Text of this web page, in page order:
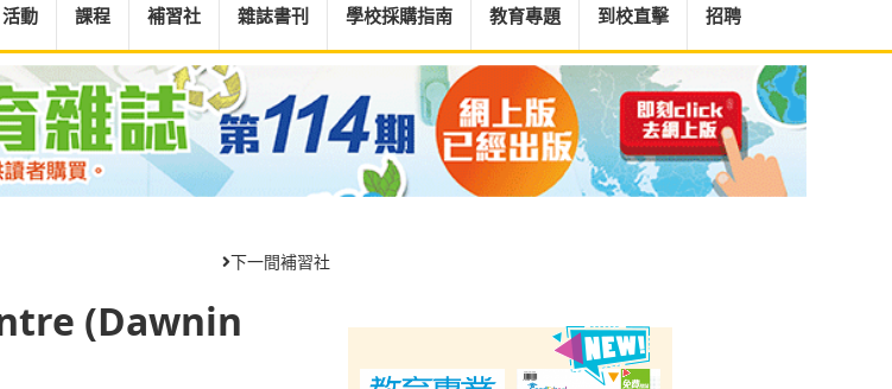
活動 課程 補習社 雜誌書刊 學校採購指南 教育專題 到校直擊 招聘
下一間補習社
(Dawnin